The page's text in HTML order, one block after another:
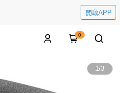
開啟APP
0
1/3